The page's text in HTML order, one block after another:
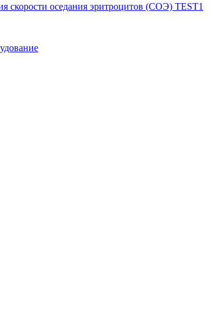
скорости оседания эритроцитов (СОЭ) TEST1